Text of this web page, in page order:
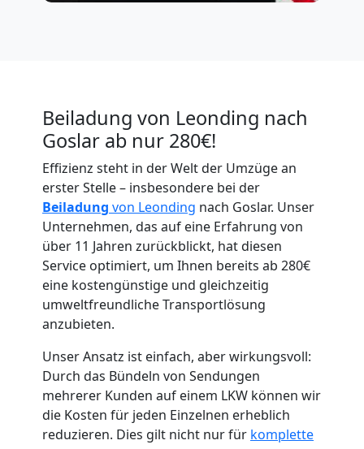
Beiladung von Leonding nach
Goslar ab nur 280€!
Effizienz steht in der Welt der Umzüge an
erster Stelle – insbesondere bei der
Beiladung von Leonding nach Goslar. Unser
Unternehmen, das auf eine Erfahrung von
über 11 Jahren zurückblickt, hat diesen
Service optimiert, um Ihnen bereits ab 280€
eine kostengünstige und gleichzeitig
umweltfreundliche Transportlösung
anzubieten.
Unser Ansatz ist einfach, aber wirkungsvoll:
Durch das Bündeln von Sendungen
mehrerer Kunden auf einem LKW können wir
die Kosten für jeden Einzelnen erheblich
reduzieren. Dies gilt nicht nur für komplette
Umzugshelfer
Leonding
Möbeltaxi
Leonding
Kleintransport